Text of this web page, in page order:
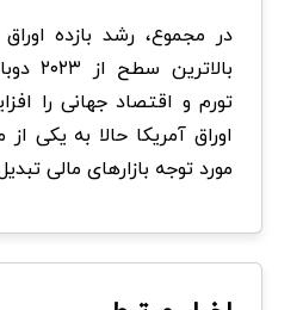
تورم و اقتصاد جهانی را
اوراق آمریکا حالا به یکی
مورد توجه بازارهای مالی